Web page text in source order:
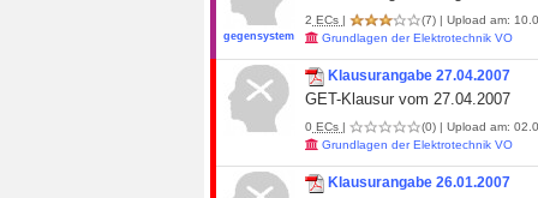
gegensystem
2 ECs | (7) | Upload am:
Grundlagen der Elektrotechnik VO
Klausurangabe 27.04.2007
GET-Klausur vom 27.04.2007
0 ECs | (0) | Upload am:
Grundlagen der Elektrotechnik VO
Klausurangabe 26.01.2007